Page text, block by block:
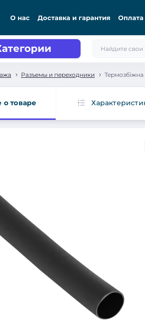
О нас Доставка и гарантия Оплата
Разъемы и переходники Термозбіжна
о товаре